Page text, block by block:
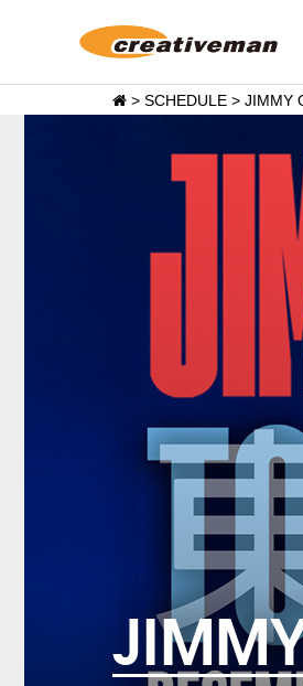
> SCHEDULE > JIMMY